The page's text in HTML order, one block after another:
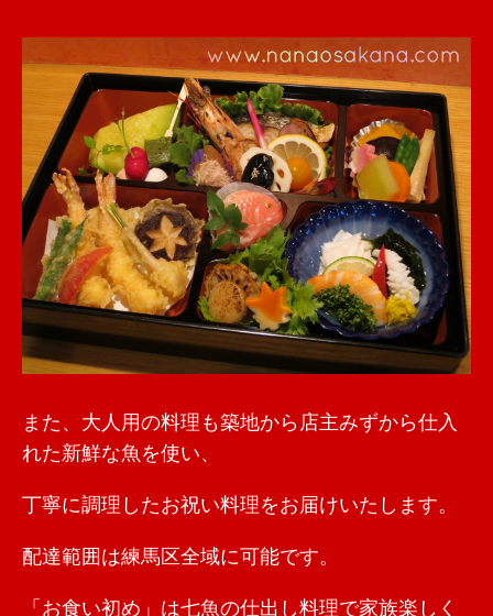
また、大人用の料理も築地から店主みずから仕入
れた新鮮な魚を使い、
丁寧に調理したお祝い料理をお届けいたします。
配達範囲は練馬区全域に可能です。
「お食い初め」は七魚の仕出し料理で家族楽しく